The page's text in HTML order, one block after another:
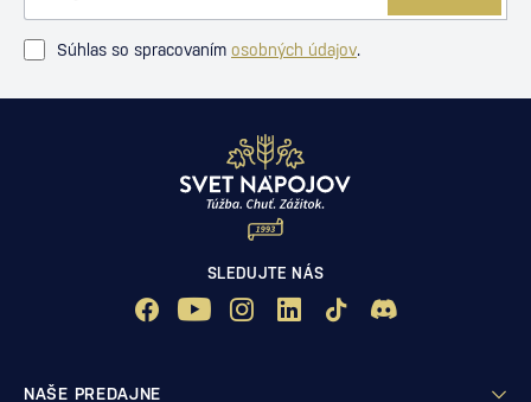
Súhlas so spracovaním osobných údajov.
SLEDUJTE NÁS
NAŠE PREDAJNE